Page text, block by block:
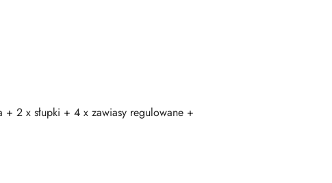
+ 2 x słupki + 4 x zawiasy regulowane +